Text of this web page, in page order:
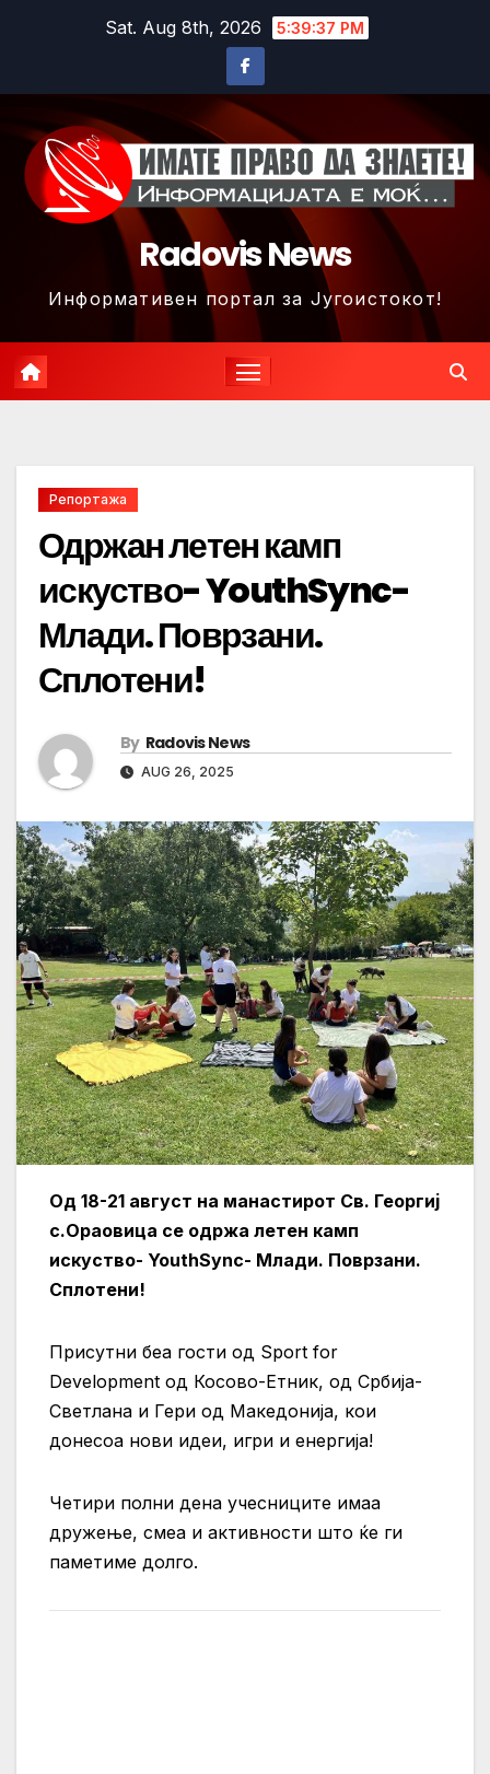
Sat. Aug 8th, 2026 5:39:40 PM
Radovis News
Информативен портал за Југоистокот!
Репортажа
Одржан летен камп
искуство- YouthSync-
Млади. Поврзани.
Сплотени!
By Radovis News
AUG 26, 2025
Од 18-21 август на манастирот Св. Георгиј
с.Ораовица се одржа летен камп
искуство- YouthSync- Млади. Поврзани.
Сплотени!
Присутни беа гости од Sport for
Development од Косово-Етник, од Србија-
Светлана и Гери од Македонија, кои
донесоа нови идеи, игри и енергија!
Четири полни дена учесниците имаа
дружење, смеа и активности што ќе ги
паметиме долго.